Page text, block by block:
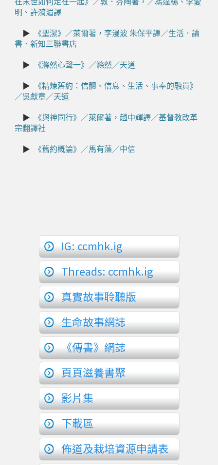
明、許漪湄譯
▶
《聖潔》／萊爾著，李漫波 朱保平譯／生活．讀
書．新知三聯書店
▶ 《滌然心聲一》／滌然／天道
▶
《精煉舊約：信體、信息、生活、事奉的融貫》
／吳獻章／天道
▶
《與神同行》／萊爾著，趙中輝譯／基督教改革
宗翻譯社
▶ 《舊約概論》／馬有藻／中信
IG: ccmhk.ig
Threads: ccmhk.ig
真實故事聆聽版
生命故事網誌
《傳書》網誌
頁頁滋養書聚
影片集
下載區
佈道及栽培資源申請表